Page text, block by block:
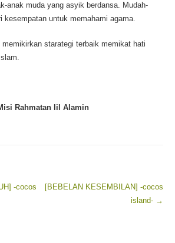
anak muda yang asyik berdansa. Mudah-
kesempatan untuk memahami agama.
memikirkan starategi terbaik memikat hati
Rahmatan lil Alamin
-cocos
[BEBELAN KESEMBILAN] -cocos
island- →